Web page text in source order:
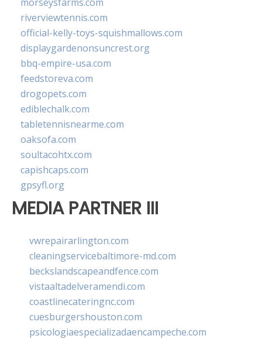
riverviewtennis.com
official-kelly-toys-squishmallows.com
displaygardenonsuncrest.org
bbq-empire-usa.com
feedstoreva.com
drogopets.com
ediblechalk.com
tabletennisnearme.com
oaksofa.com
soultacohtx.com
capishcaps.com
gpsyfl.org
MEDIA PARTNER III
vwrepairarlington.com
cleaningservicebaltimore-md.com
beckslandscapeandfence.com
vistaaltadelveramendi.com
coastlinecateringnc.com
cuesburgershouston.com
psicologiaespecializadaencampeche.com